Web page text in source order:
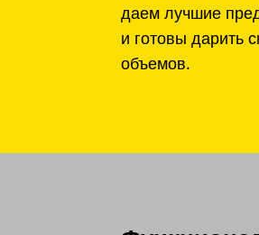
даем лучшие
и готовы дарить
объемов.